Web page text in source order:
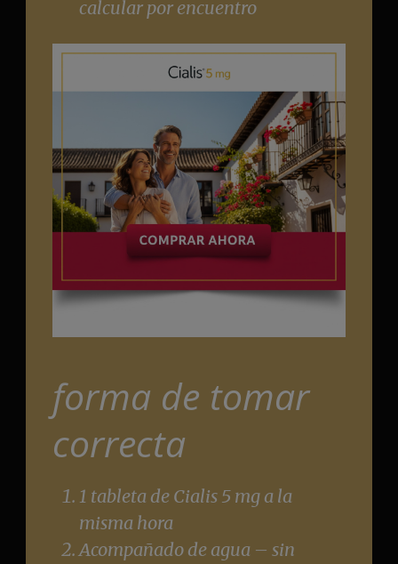
calcular por encuentro
forma de tomar
correcta
1 tableta de Cialis 5 mg a la
misma hora
Acompañado de agua – sin